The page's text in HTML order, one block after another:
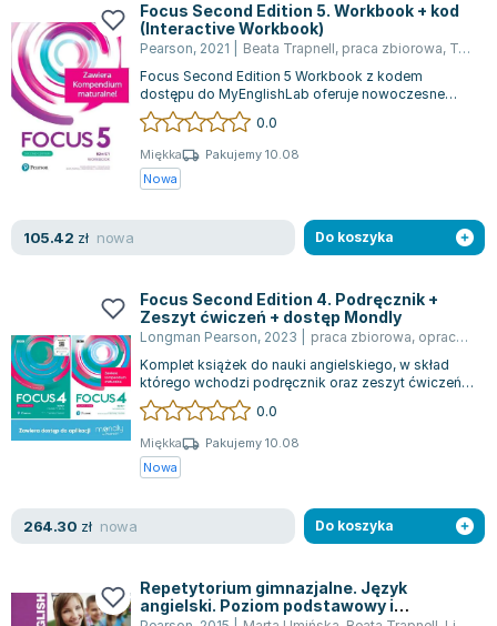
Agnieszka Maciąg
Barbara Wrzesińska
Terry Pratchett
Virginia Woolf
Lorraine Warren
Ajahn Brahm
Jacek Walkiewicz
Focus Second Edition 5. Workbook + kod
(Interactive Workbook)
Pearson, 2021 Beata Trapnell, praca zbiorowa, Tomasz Siuta
Focus Second Edition 5 Workbook z kodem
dostępu do MyEnglishLab oferuje nowoczesne
zasoby dla uczniów liceów i techników, będąc ko...
0.0
Miękka
Pakujemy 10.08
Nowa
105.42 zł nowa Do koszyka
Focus Second Edition 4. Podręcznik +
Zeszyt ćwiczeń + dostęp Mondly
Longman Pearson, 2023 praca zbiorowa, opracowanie zbiorowe
Komplet książek do nauki angielskiego, w skład
którego wchodzi podręcznik oraz zeszyt ćwiczeń
Focus Second Edition 4, oferuje komp...
0.0
Miękka
Pakujemy 10.08
Nowa
264.30 zł nowa Do koszyka
Repetytorium gimnazjalne. Język
angielski. Poziom podstawowy i